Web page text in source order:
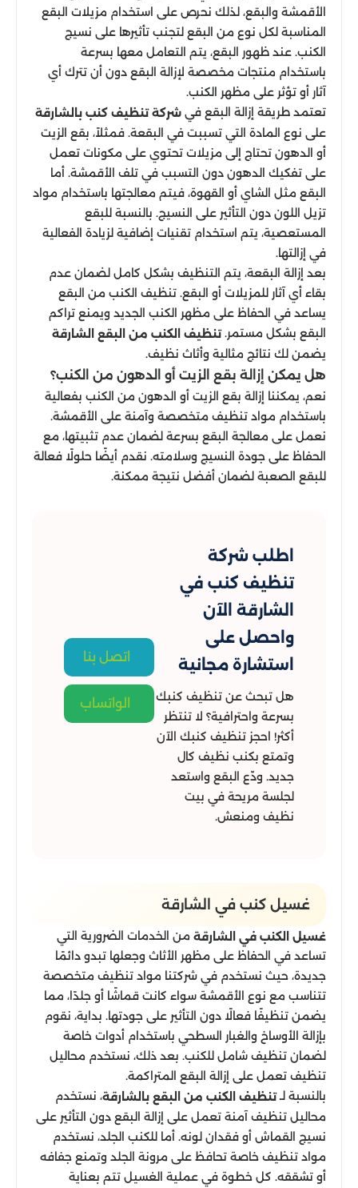
الأقمشة والبقع، لذلك نحرص على استخدام مزيلات البقع
المناسبة لكل نوع من البقع لتجنب تأثيرها على نسيج
الكنب. عند ظهور البقع، يتم التعامل معها بسرعة
باستخدام منتجات مخصصة لإزالة البقع دون أن تترك أي
آثار أو تؤثر على مظهر الكنب.
تعتمد طريقة إزالة البقع في شركة تنظيف كنب بالشارقة
على نوع المادة التي تسببت في البقعة. فمثلاً، بقع الزيت
أو الدهون تحتاج إلى مزيلات تحتوي على مكونات تعمل
على تفكيك الدهون دون التسبب في تلف الأقمشة. أما
البقع مثل الشاي أو القهوة، فيتم معالجتها باستخدام مواد
تزيل اللون دون التأثير على النسيج. بالنسبة للبقع
المستعصية، يتم استخدام تقنيات إضافية لزيادة الفعالية
في إزالتها.
بعد إزالة البقعة، يتم التنظيف بشكل كامل لضمان عدم
بقاء أي آثار للمزيلات أو البقع. تنظيف الكنب من البقع
يساعد في الحفاظ على مظهر الكنب الجديد ويمنع تراكم
البقع بشكل مستمر.تنظيف الكنب من البقع الشارقة
يضمن لك نتائج مثالية وأثاث نظيف.
هل يمكن إزالة بقع الزيت أو الدهون من الكنب؟
نعم، يمكننا إزالة بقع الزيت أو الدهون من الكنب بفعالية
باستخدام مواد تنظيف متخصصة وآمنة على الأقمشة.
نعمل على معالجة البقع بسرعة لضمان عدم تثبيتها، مع
الحفاظ على جودة النسيج وسلامته. نقدم أيضًا حلولًا فعالة
للبقع الصعبة لضمان أفضل نتيجة ممكنة.
اطلب شركة
تنظيف كنب في
الشارقة الآن
واحصل على
استشارة مجانية
هل تبحث عن تنظيف كنبك
بسرعة واحترافية؟ لا تنتظر
أكثر! احجز تنظيف كنبك الآن
وتمتع بكنب نظيف كال
جديد. ودّع البقع واستعد
لجلسة مريحة في بيت
نظيف ومنعش.
اتصل بنا
الواتساب
غسيل كنب​ في الشارقة
غسيل الكنب في الشارقة من الخدمات الضرورية التي
تساعد في الحفاظ على مظهر الأثاث وجعلها تبدو دائمًا
جديدة، حيث نستخدم في شركتنا مواد تنظيف متخصصة
تتناسب مع نوع الأقمشة سواء كانت قماشًا أو جلدًا، مما
يضمن تنظيفًا فعالًا دون التأثير على جودتها. بداية، نقوم
بإزالة الأوساخ والغبار السطحي باستخدام أدوات خاصة
لضمان تنظيف شامل للكنب. بعد ذلك، نستخدم محاليل
تنظيف تعمل على إزالة البقع المتراكمة.
بالنسبة لـتنظيف الكنب من البقع بالشارقة، نستخدم
محاليل تنظيف آمنة تعمل على إزالة البقع دون التأثير على
نسيج القماش أو فقدان لونه. أما للكنب الجلد، نستخدم
مواد تنظيف خاصة تحافظ على مرونة الجلد وتمنع جفافه
أو تشققه. كل خطوة في عملية الغسيل تتم بعناية